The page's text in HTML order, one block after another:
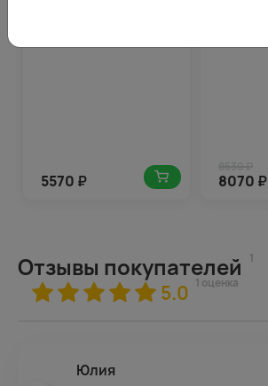
5570 ₽
упаковке
8070 ₽
Отзывы покупателей 1
5.0 1 оценка
Юлия